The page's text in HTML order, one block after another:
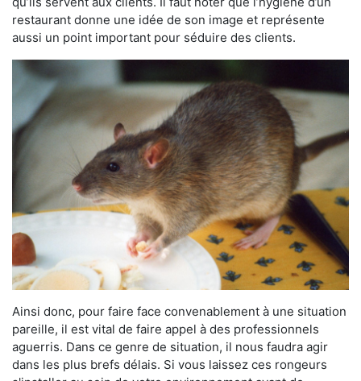
restaurant donne une idée de son image et représente
aussi un point important pour séduire des clients.
Ainsi donc, pour faire face convenablement à une situation
pareille, il est vital de faire appel à des professionnels
aguerris. Dans ce genre de situation, il nous faudra agir
dans les plus brefs délais. Si vous laissez ces rongeurs